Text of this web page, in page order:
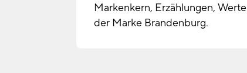
Markenkern, Erzählungen, Werte
der Marke Brandenburg.